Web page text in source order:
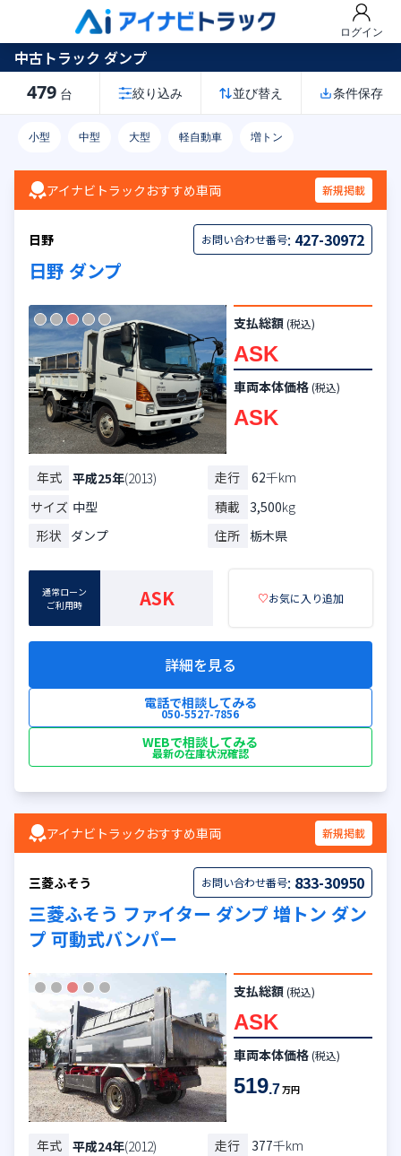
ログイン
中古トラック ダンプ
479 台 絞り込み 並び替え 条件保存
小型 中型 大型 軽自動車 増トン
アイナビトラックおすすめ車両 新規掲載
日野 お問い合わせ番号: 427-30972
日野 ダンプ
支払総額 (税込)
ASK
車両本体価格 (税込)
ASK
年式 平成25年(2013) 走行 62千km
サイズ 中型 積載 3,500kg
形状 ダンプ 住所 栃木県
通常ローン
ご利用時
ASK ♡お気に入り追加
詳細を見る
電話で相談してみる
050-5527-7856
WEBで相談してみる
最新の在庫状況確認
アイナビトラックおすすめ車両 新規掲載
三菱ふそう お問い合わせ番号: 833-30950
三菱ふそう ファイター ダンプ 増トン ダン
プ 可動式バンパー
支払総額 (税込)
ASK
車両本体価格 (税込)
519.7万円
年式 平成24年(2012) 走行 377千km